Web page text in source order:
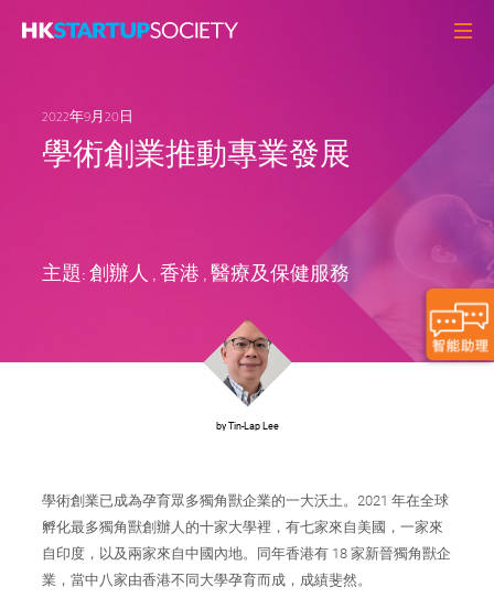
初創頭條
觀點角度
2022年9月20日
學術創業推動專業發展
主題: 創辦人 , 香港 , 醫療及保健服務
by Tin-Lap Lee
學術創業已成為孕育眾多獨角獸企業的一大沃土。2021 年在全球
孵化最多獨角獸創辦人的十家大學裡，有七家來自美國，一家來
自印度，以及兩家來自中國內地。同年香港有 18 家新晉獨角獸企
業，當中八家由香港不同大學孕育而成，成績斐然。